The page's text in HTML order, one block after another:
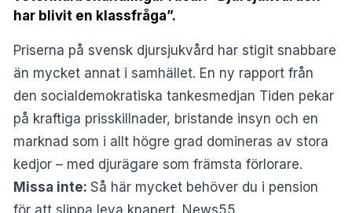
har blivit en klassfråga”.
Priserna på svensk djursjukvård har stigit snabbare
än mycket annat i samhället. En ny rapport från
den socialdemokratiska tankesmedjan Tiden pekar
på kraftiga prisskillnader, bristande insyn och en
marknad som i allt högre grad domineras av stora
kedjor – med djurägare som främsta förlorare.
Missa inte: Så här mycket behöver du i pension
för att slippa leva knapert. News55